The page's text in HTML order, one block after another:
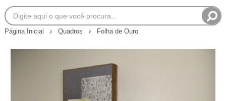
Página Inicial Quadros Folha de Ouro